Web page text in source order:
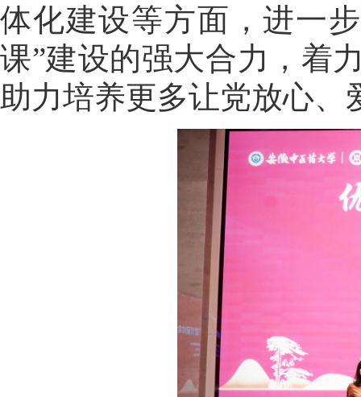
体化建设等方面，进一
课”建设的强大合力，着
助力培养更多让党放心、